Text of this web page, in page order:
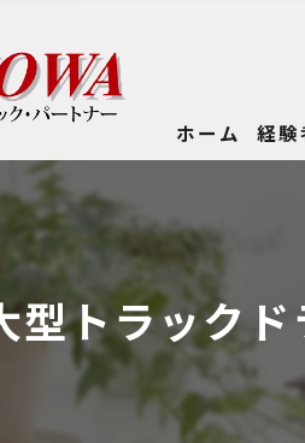
ホーム 経験
型トラック